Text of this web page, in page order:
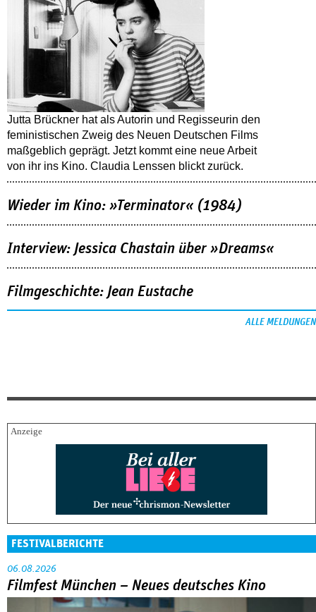
Jutta Brückner hat als Autorin und Regisseurin den
feministischen Zweig des Neuen Deutschen Films
maßgeblich geprägt. Jetzt kommt eine neue Arbeit
von ihr ins Kino. Claudia Lenssen blickt zurück.
Wieder im Kino: »Terminator« (1984)
Interview: Jessica Chastain über »Dreams«
Filmgeschichte: Jean Eustache
ALLE MELDUNGEN
FESTIVALBERICHTE
06.08.2026
Filmfest München – Neues deutsches Kino